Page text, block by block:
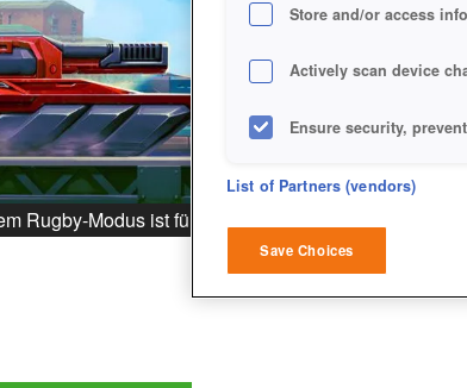
Rugby-Modus ist für mehr spielerische
Store and/or access
Actively scan device
Ensure security,
Deliver and present
Match and combine
Link different devices
List of Partners (vendors)
Save Choices